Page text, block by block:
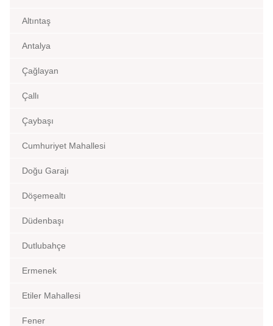
Altıntaş
Antalya
Çağlayan
Çallı
Çaybaşı
Cumhuriyet Mahallesi
Doğu Garajı
Döşemealtı
Düdenbaşı
Dutlubahçe
Ermenek
Etiler Mahallesi
Fener